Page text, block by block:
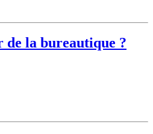
de la bureautique ?